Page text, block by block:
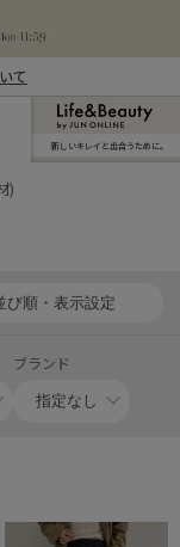
て
新しいキレイと出合うために。
)
び順・表示設定
ブランド